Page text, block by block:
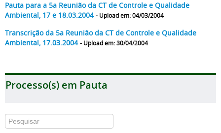
Pauta para a 5a Reunião da CT de Controle e Qualidade
Ambiental, 17 e 18.03.2004 - Upload em: 04/03/2004
Transcrição da 5a Reunião da CT de Controle e Qualidade
Ambiental, 17.03.2004 - Upload em: 30/04/2004
Processo(s) em Pauta